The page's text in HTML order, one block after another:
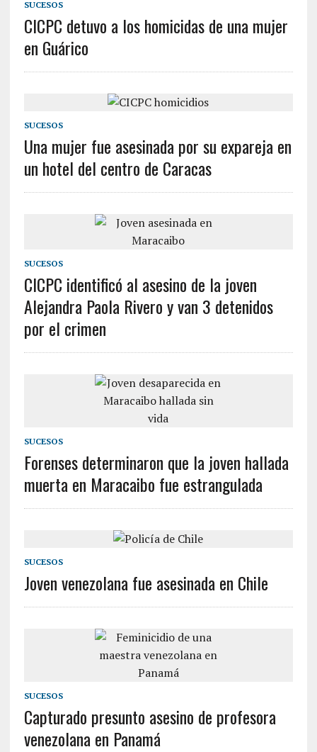
SUCESOS
CICPC detuvo a los homicidas de una mujer
en Guárico
SUCESOS
Una mujer fue asesinada por su expareja en
un hotel del centro de Caracas
SUCESOS
CICPC identificó al asesino de la joven
Alejandra Paola Rivero y van 3 detenidos
por el crimen
SUCESOS
Forenses determinaron que la joven hallada
muerta en Maracaibo fue estrangulada
SUCESOS
Joven venezolana fue asesinada en Chile
SUCESOS
Capturado presunto asesino de profesora
venezolana en Panamá